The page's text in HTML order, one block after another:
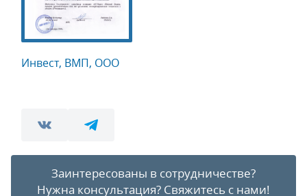
Инвест, ВМП, ООО
Заинтересованы в сотрудничестве?
Нужна консультация? Свяжитесь с нами!